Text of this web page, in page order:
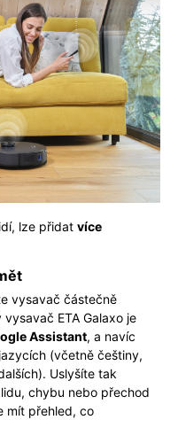
lze přidat více
vysavač částečně
ETA Galaxo je
Assistant, a navíc
(včetně češtiny,
Uslyšíte tak
chybu nebo přechod
mít přehled, co